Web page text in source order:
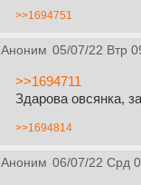
>>1694751
Аноним 05/07/22 Втр
>>1694711
Здарова овсянка,
>>1694814
Аноним 06/07/22 Срд